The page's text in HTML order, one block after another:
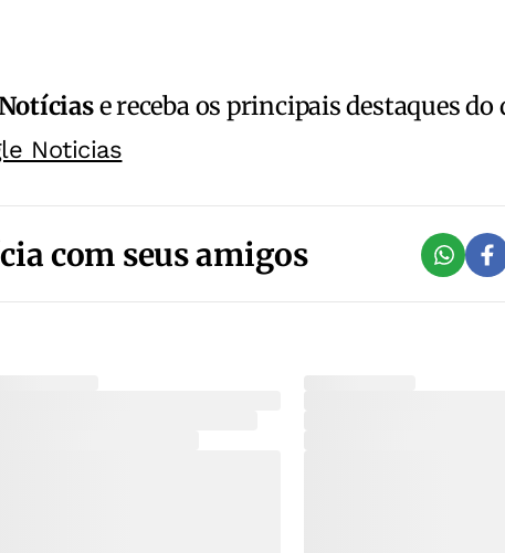
e receba os principais destaques do
Noticias
com seus amigos